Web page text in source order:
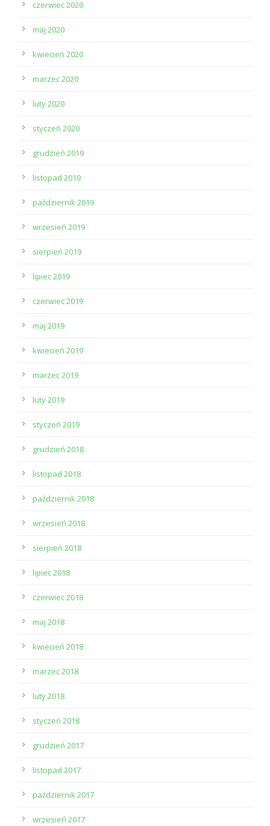
czerwiec 2020
maj 2020
kwiecień 2020
marzec 2020
luty 2020
styczeń 2020
grudzień 2019
listopad 2019
październik 2019
wrzesień 2019
sierpień 2019
lipiec 2019
czerwiec 2019
maj 2019
kwiecień 2019
marzec 2019
luty 2019
styczeń 2019
grudzień 2018
listopad 2018
październik 2018
wrzesień 2018
sierpień 2018
lipiec 2018
czerwiec 2018
maj 2018
kwiecień 2018
marzec 2018
luty 2018
styczeń 2018
grudzień 2017
listopad 2017
październik 2017
wrzesień 2017